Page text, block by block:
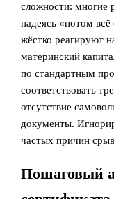
сложности: многие
надеясь «потом
жёстко реагируют
материнский
по стандартным
соответствовать
отсутствие
документы.
частых причин
Пошаговый